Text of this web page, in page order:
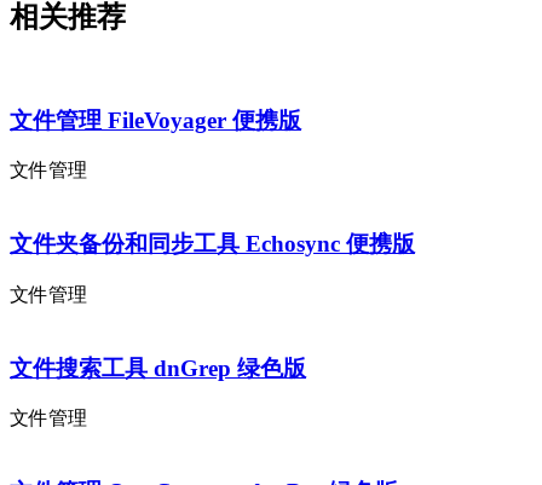
相关推荐
文件管理 FileVoyager 便携版
文件管理
文件夹备份和同步工具 Echosync 便携版
文件管理
文件搜索工具 dnGrep 绿色版
文件管理